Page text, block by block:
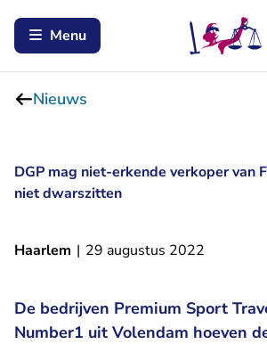
Menu
Nieuws
DGP mag niet-erkende verkoper van
niet dwarszitten
Haarlem | 29 augustus 2022
De bedrijven Premium Sport
Number1 uit Volendam hoeven